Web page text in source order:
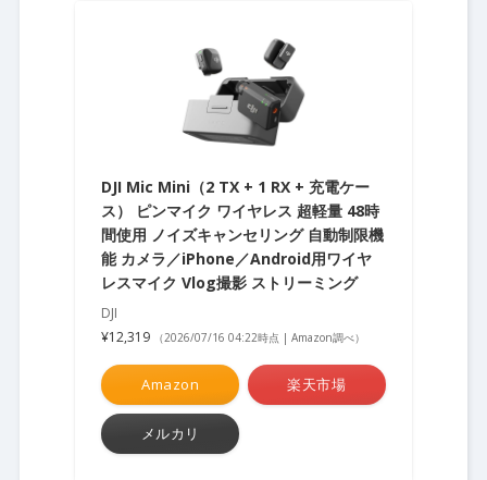
DJI Mic Mini（2 TX + 1 RX + 充電ケー
ス） ピンマイク ワイヤレス 超軽量 48時
間使用 ノイズキャンセリング 自動制限機
能 カメラ／iPhone／Android用ワイヤ
レスマイク Vlog撮影 ストリーミング
DJI
¥12,319
（2026/07/16 04:22時点 | Amazon調べ）
Amazon 楽天市場
メルカリ